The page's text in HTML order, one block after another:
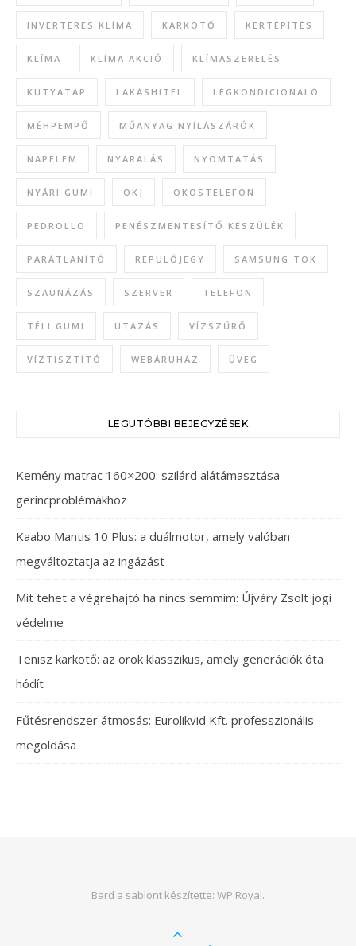
INVERTERES KLÍMA KARKÖTŐ KERTÉPÍTÉS
KLÍMA KLÍMA AKCIÓ KLÍMASZERELÉS
KUTYATÁP LAKÁSHITEL LÉGKONDICIONÁLÓ
MÉHPEMPŐ MŰANYAG NYÍLÁSZÁRÓK
NAPELEM NYARALÁS NYOMTATÁS
NYÁRI GUMI OKJ OKOSTELEFON
PEDROLLO PENÉSZMENTESÍTŐ KÉSZÜLÉK
PÁRÁTLANÍTÓ REPÜLŐJEGY SAMSUNG TOK
SZAUNÁZÁS SZERVER TELEFON
TÉLI GUMI UTAZÁS VÍZSZŰRŐ
VÍZTISZTÍTÓ WEBÁRUHÁZ ÜVEG
LEGUTÓBBI BEJEGYZÉSEK
Kemény matrac 160×200: szilárd alátámasztása
gerincproblémákhoz
Kaabo Mantis 10 Plus: a duálmotor, amely valóban
megváltoztatja az ingázást
Mit tehet a végrehajtó ha nincs semmim: Újváry Zsolt jogi
védelme
Tenisz karkötő: az örök klasszikus, amely generációk óta
hódít
Fűtésrendszer átmosás: Eurolikvid Kft. professzionális
megoldása
Bard a sablont készítette: WP Royal.